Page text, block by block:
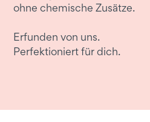
ohne chemische Zusätze.
Erfunden von uns.
Perfektioniert für dich.